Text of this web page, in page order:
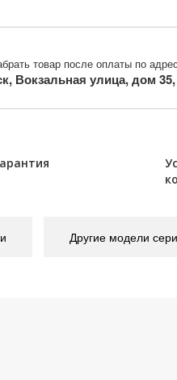
товар после оплаты по
Вокзальная улица, дом
Другие модели